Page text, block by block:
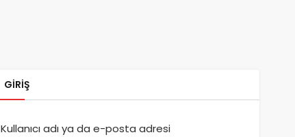
GIRIŞ
Kullanıcı adı ya da e-posta adresi